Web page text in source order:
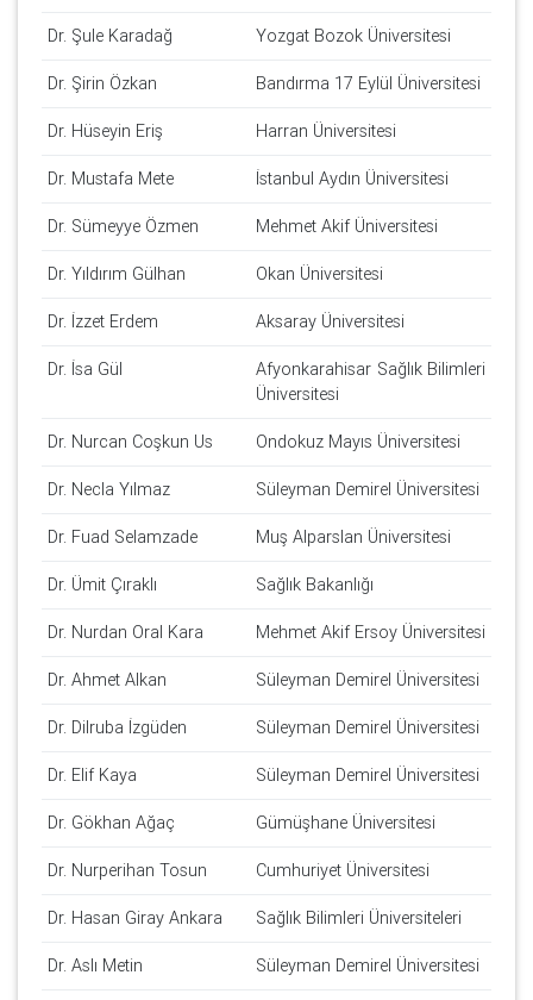
Dr. Şule Karadağ Yozgat Bozok Üniversitesi
Dr. Şirin Özkan Bandırma 17 Eylül Üniversitesi
Dr. Hüseyin Eriş Harran Üniversitesi
Dr. Mustafa Mete İstanbul Aydın Üniversitesi
Dr. Sümeyye Özmen Mehmet Akif Üniversitesi
Dr. Yıldırım Gülhan Okan Üniversitesi
Dr. İzzet Erdem Aksaray Üniversitesi
Dr. İsa Gül
Afyonkarahisar Sağlık Bilimleri
Üniversitesi
Dr. Nurcan Coşkun Us Ondokuz Mayıs Üniversitesi
Dr. Necla Yılmaz Süleyman Demirel Üniversitesi
Dr. Fuad Selamzade Muş Alparslan Üniversitesi
Dr. Ümit Çıraklı Sağlık Bakanlığı
Dr. Nurdan Oral Kara Mehmet Akif Ersoy Üniversitesi
Dr. Ahmet Alkan Süleyman Demirel Üniversitesi
Dr. Dilruba İzgüden Süleyman Demirel Üniversitesi
Dr. Elif Kaya Süleyman Demirel Üniversitesi
Dr. Gökhan Ağaç Gümüşhane Üniversitesi
Dr. Nurperihan Tosun Cumhuriyet Üniversitesi
Dr. Hasan Giray Ankara Sağlık Bilimleri Üniversiteleri
Dr. Aslı Metin Süleyman Demirel Üniversitesi